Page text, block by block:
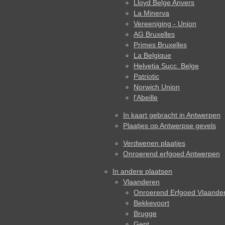
Lloyd Belge Anvers
La Minerva
Vereeniging - Union
AG Bruxelles
Primes Bruxelles
La Belgique
Helvetia Succ. Belge
Patriotic
Norwich Union
l'Abeille
In kaart gebracht in Antwerpen
Plaatjes op Antwerpse gevels
Verdwenen plaatjes
Onroerend erfgoed Antwerpen
In andere plaatsen
Vlaanderen
Onroerend Erfgoed
Bekkevoort
Brugge